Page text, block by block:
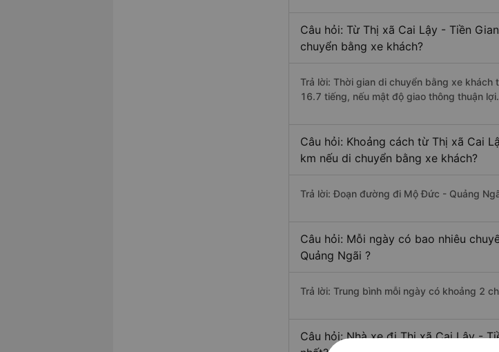
Câu hỏi: Từ Thị xã Cai Lậy - Tiền
chuyển bằng xe khách?
Trả lời: Thời gian di chuyển bằng xe
16.7 tiếng, nếu mật độ giao thông thuận lợi.
Câu hỏi: Khoảng cách từ Thị xã Cai
km nếu di chuyển bằng xe khách?
Trả lời: Đoạn đường đi Mộ Đức - Quảng
Câu hỏi: Mỗi ngày có bao nhiêu
Quảng Ngãi ?
Trả lời: Trung bình mỗi ngày có khoảng 2
Câu hỏi: Nhà xe đi Thị xã Cai Lậy -